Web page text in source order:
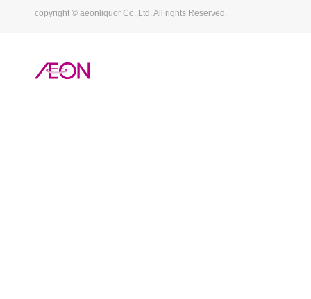
copyright © aeonliquor Co.,Ltd. All rights Reserved.